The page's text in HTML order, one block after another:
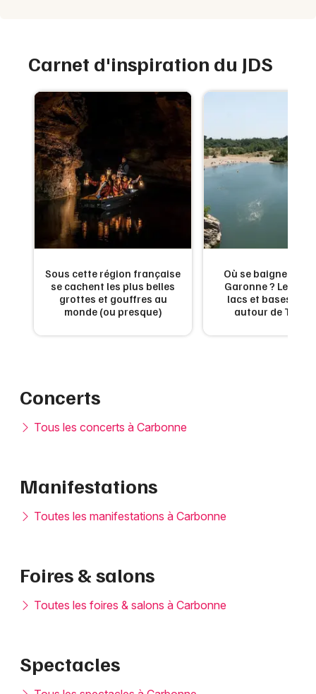
Carnet d'inspiration du JDS
Sous cette région française
se cachent les plus belles
grottes et gouffres au
monde (ou presque)
Où se baigner en
Garonne ? Les
lacs et bases de
autour de
Concerts
Tous les concerts à Carbonne
Manifestations
Toutes les manifestations à Carbonne
Foires & salons
Toutes les foires & salons à Carbonne
Spectacles